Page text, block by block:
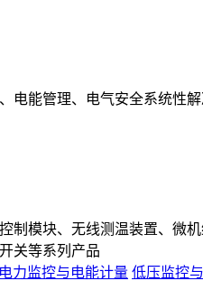
能管理、电气安全系统性解
制模块、无线测温装置、
关等系列产品
电力监控与电能计量 低压监控